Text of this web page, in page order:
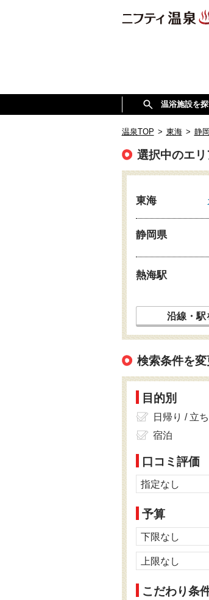
温浴施設を
温泉TOP > 東海 > 静
選択中のエリ
東海
静岡県
熱海駅
沿線・駅
検索条件を変
目的別
日帰り / 立
宿泊
口コミ評価
指定なし
予算
下限なし
上限なし
こだわり条